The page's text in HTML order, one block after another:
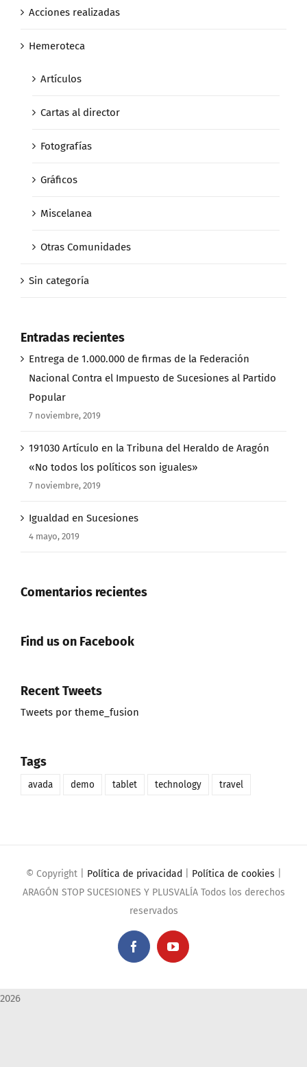
Acciones realizadas
Hemeroteca
Artículos
Cartas al director
Fotografías
Gráficos
Miscelanea
Otras Comunidades
Sin categoría
Entradas recientes
Entrega de 1.000.000 de firmas de la Federación
Nacional Contra el Impuesto de Sucesiones al Partido
Popular
7 noviembre, 2019
191030 Artículo en la Tribuna del Heraldo de Aragón
«No todos los políticos son iguales»
7 noviembre, 2019
Igualdad en Sucesiones
4 mayo, 2019
Comentarios recientes
Find us on Facebook
Recent Tweets
Tweets por theme_fusion
Tags
avada demo tablet technology travel
© Copyright Política de privacidad Política de cookies
ARAGÓN STOP SUCESIONES Y PLUSVALÍA Todos los derechos
reservados
FacebookYouTube
2026